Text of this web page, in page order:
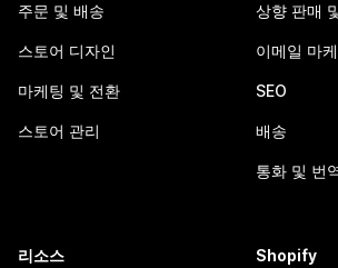
주문 및 배송
스토어 디자인
마케팅 및 전환
스토어 관리
상향 판매
이메일 마
SEO
배송
통화 및 번
리소스 Shopify